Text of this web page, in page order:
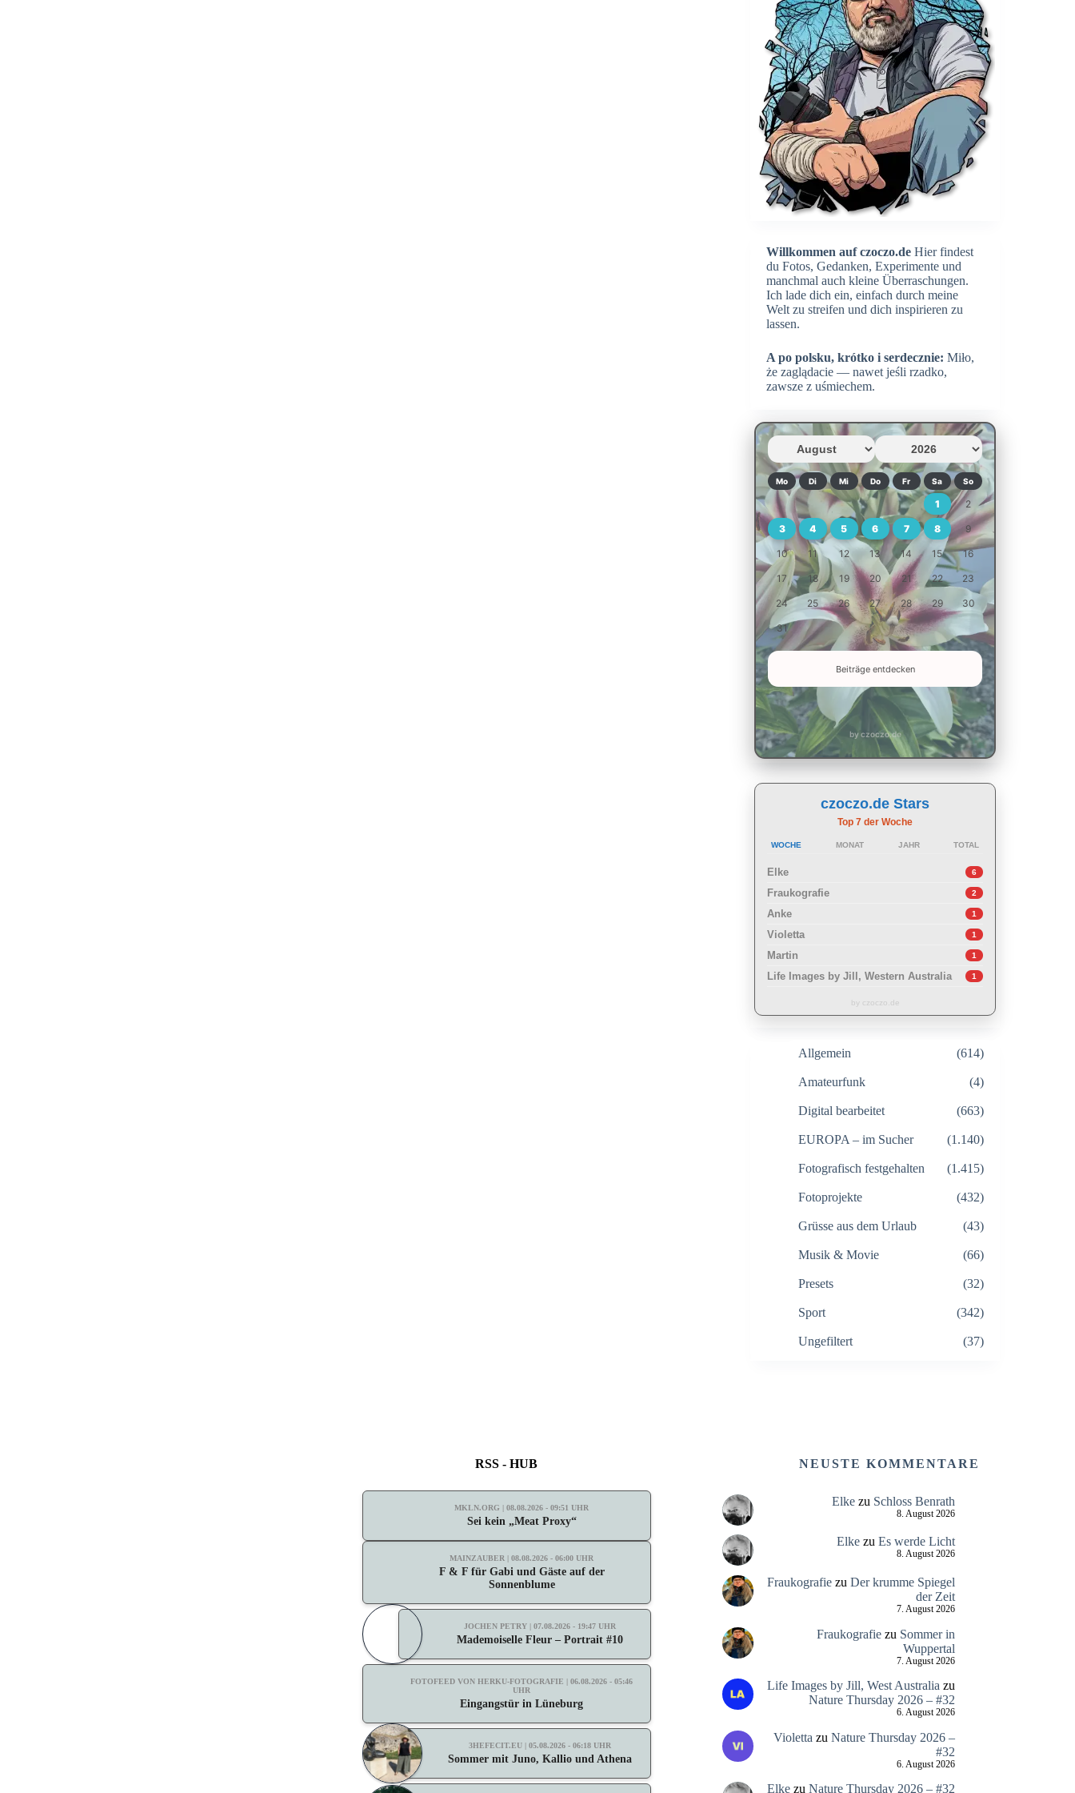
Willkommen auf czoczo.de Hier findest
du Fotos, Gedanken, Experimente und
manchmal auch kleine Überraschungen.
Ich lade dich ein, einfach durch meine
Welt zu streifen und dich inspirieren zu
lassen.
A po polsku, krótko i serdecznie: Miło,
że zaglądacie — nawet jeśli rzadko,
zawsze z uśmiechem.
Mo Di Mi Do Fr Sa So
1 2
3 4 5 6 7 8 9
10 11 12 13 14 15 16
17 18 19 20 21 22 23
24 25 26 27 28 29 30
31
Beiträge entdecken
by czoczo.de
czoczo.de Stars
Top 7 der Woche
WOCHE MONAT JAHR TOTAL
Elke 6
Fraukografie 2
Anke 1
Violetta 1
Martin 1
Life Images by Jill, Western Australia 1
by czoczo.de
Allgemein (614)
Amateurfunk (4)
Digital bearbeitet (663)
EUROPA – im Sucher (1.140)
Fotografisch festgehalten (1.415)
Fotoprojekte (432)
Grüsse aus dem Urlaub (43)
Musik & Movie (66)
Presets (32)
Sport (342)
Ungefiltert (37)
RSS - HUB
MKLN.ORG | 08.08.2026 - 09:51 UHR
Sei kein „Meat Proxy“
MAINZAUBER | 08.08.2026 - 06:00 UHR
F & F für Gabi und Gäste auf der
Sonnenblume
JOCHEN PETRY | 07.08.2026 - 19:47 UHR
Mademoiselle Fleur – Portrait #10
FOTOFEED VON HERKU-FOTOGRAFIE | 06.08.2026 - 05:46
UHR
Eingangstür in Lüneburg
3HEFECIT.EU | 05.08.2026 - 06:18 UHR
Sommer mit Juno, Kallio und Athena
NEUSTE KOMMENTARE
Elkezu Schloss Benrath
8. August 2026
Elkezu Es werde Licht
8. August 2026
Fraukografiezu Der krumme Spiegel
der Zeit
7. August 2026
Fraukografiezu Sommer in
Wuppertal
7. August 2026
Life Images by Jill, West Australia zu
Nature Thursday 2026 – #32
6. August 2026
Violetta zu Nature Thursday 2026 –
#32
6. August 2026
Elkezu Nature Thursday 2026 – #32